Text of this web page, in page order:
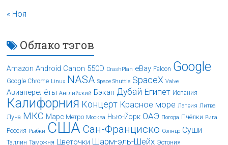
« Ноя
Облако тэгов
Amazon Android Canon 550D CrashPlan eBay Falcon Google
Google Chrome Linux NASA Space Shuttle SpaceX Valve
Авиаперелёты Английский Бэкап Дубай Египет Испания
Калифорния Концерт Красное море Латвия Литва
Луна МКС Марс Метро Москва Нью-Йорк ОАЭ Погода Пчёлки Рига
Россия Рыбки США Сан-Франциско Солнце Суши
Таллин Таможня Цветочки Шарм-эль-Шейх Эстония